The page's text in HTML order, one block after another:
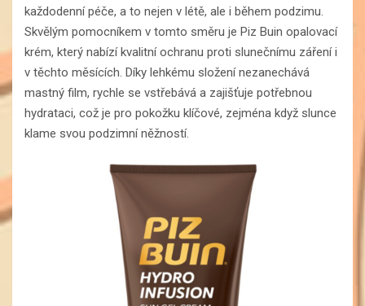
každodenní péče, a to nejen v létě, ale i během podzimu.
Skvělým pomocníkem v tomto směru je Piz Buin opalovací
krém, který nabízí kvalitní ochranu proti slunečnímu záření i
v těchto měsících. Díky lehkému složení nezanechává
mastný film, rychle se vstřebává a zajišťuje potřebnou
hydrataci, což je pro pokožku klíčové, zejména když slunce
klame svou podzimní něžností.